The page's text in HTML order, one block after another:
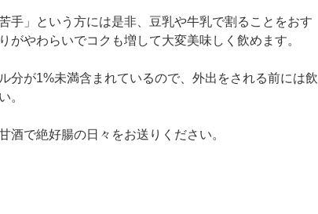
手」という方には是非、豆乳や牛乳で割ることをおす
がやわらいでコクも増して大変美味しく飲めます。
分が1%未満含まれているので、外出をされる前には飲
。
酒で絶好腸の日々をお送りください。